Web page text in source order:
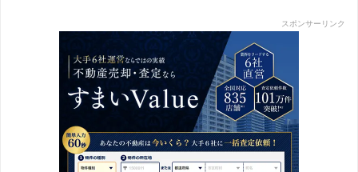
2019/08 5.3%
1.5%
2019/10 9.6%
スポンサーリンク